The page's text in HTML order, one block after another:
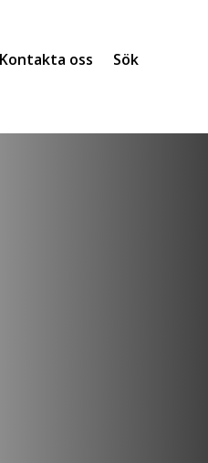
oss Sök